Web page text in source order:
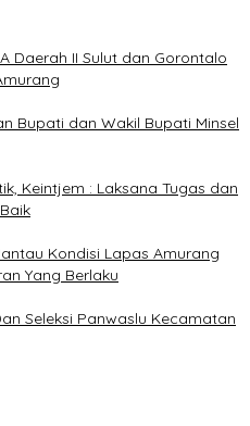
Daerah II Sulut dan Gorontalo
Bupati dan Wakil Bupati Minsel
Keintjem : Laksana Tugas dan
Kondisi Lapas Amurang
Yang Berlaku
Seleksi Panwaslu Kecamatan